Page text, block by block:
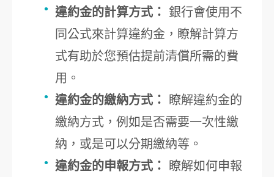
違約金的計算方式： 銀行會使用不
同公式來計算違約金，瞭解計算方
式有助於您預估提前清償所需的費
用。
違約金的繳納方式：
瞭解違約金的
繳納方式，例如是否需要一次性繳
納，或是可以分期繳納等。
違約金的申報方式：
瞭解如何申報